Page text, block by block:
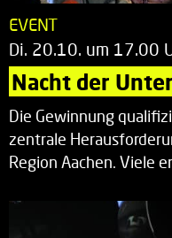
EVENT
Di. 20.10. um 17.00
Nacht der
Die Gewinnung
zentrale
Region Aachen. Viele